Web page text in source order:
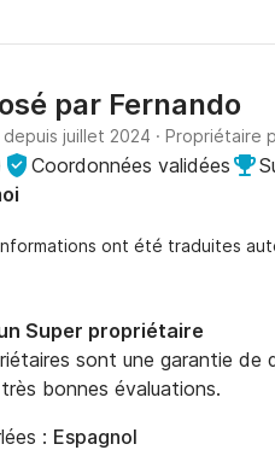
par Fernando
juillet 2024 · Propriétaire
Coordonnées validées
ont été traduites
Super propriétaire
sont une garantie
bonnes évaluations.
: Espagnol